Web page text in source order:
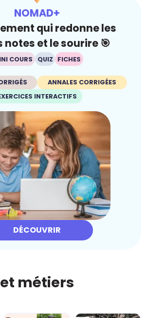
NOMAD+
qui redonne les
notes et le sourire 🎯
COURS QUIZ FICHES
ANNALES CORRIGÉES
INTERACTIFS
DÉCOUVRIR
métiers